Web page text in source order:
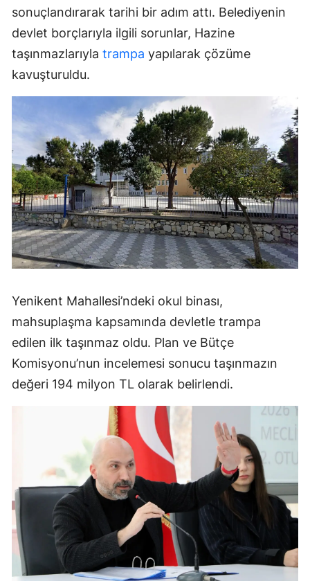
sonuçlandırarak tarihi bir adım attı. Belediyenin
devlet borçlarıyla ilgili sorunlar, Hazine
taşınmazlarıyla trampa yapılarak çözüme
kavuşturuldu.
Yenikent Mahallesi’ndeki okul binası,
mahsuplaşma kapsamında devletle trampa
edilen ilk taşınmaz oldu. Plan ve Bütçe
Komisyonu’nun incelemesi sonucu taşınmazın
değeri 194 milyon TL olarak belirlendi.